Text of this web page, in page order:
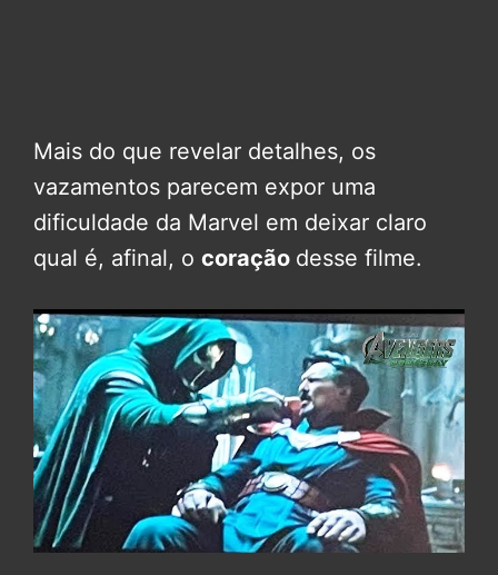
Mais do que revelar detalhes, os
vazamentos parecem expor uma
dificuldade da Marvel em deixar claro
qual é, afinal, o coração desse filme.